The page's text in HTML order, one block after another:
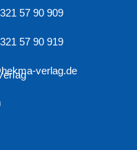
57 90 909
57 90 919
verlag.de